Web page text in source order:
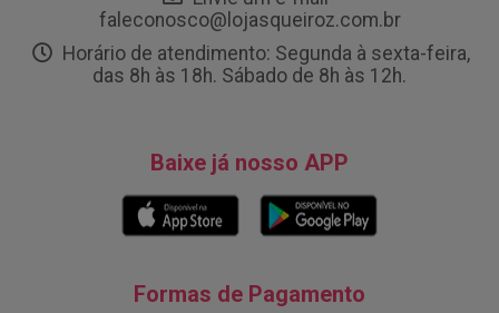
faleconosco@lojasqueiroz.com.br
Horário de atendimento: Segunda à sexta-feira,
das 8h às 18h. Sábado de 8h às 12h.
Baixe já nosso APP
Formas de Pagamento